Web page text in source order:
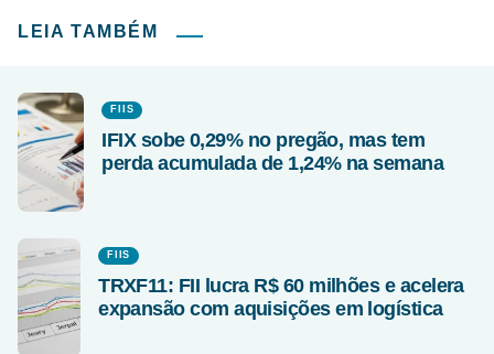
LEIA TAMBÉM
FIIS
IFIX sobe 0,29% no pregão, mas tem
perda acumulada de 1,24% na semana
FIIS
TRXF11: FII lucra R$ 60 milhões e acelera
expansão com aquisições em logística